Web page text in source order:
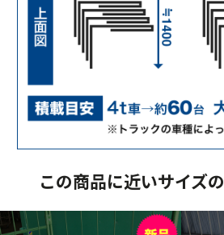
この商品に近いサイズ